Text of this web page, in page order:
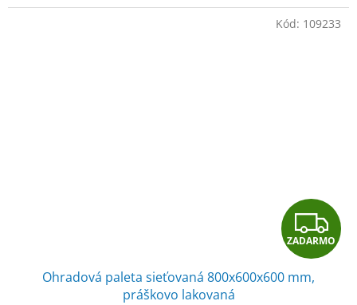
Z
A
ZADARMO
Ohradová paleta sieťovaná 800x600x600 mm,
práškovo lakovaná
Kód: 109233